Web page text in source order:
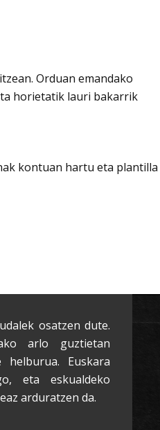
Orduan emandako
horietatik lauri bakarrik
kontuan hartu eta plantilla
osatzen dute.
arlo guztietan
Euskara
eta eskualdeko
arduratzen da.